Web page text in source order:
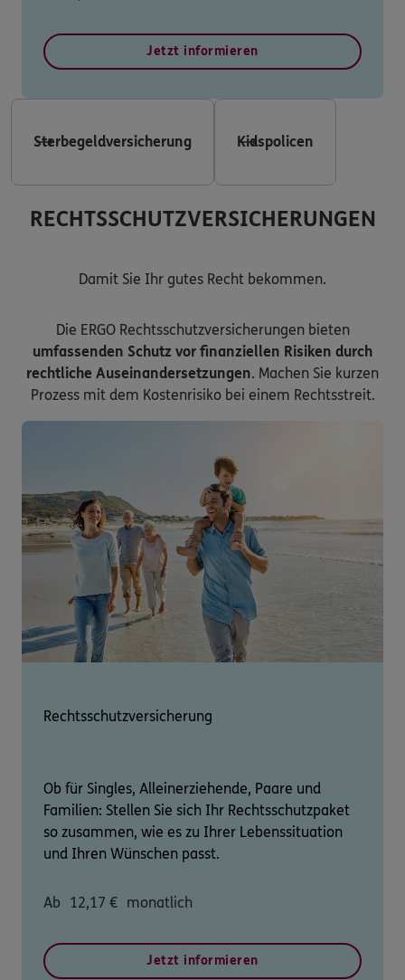
Jetzt informieren
Sterbegeldversicherung Kidspolicen
RECHTSSCHUTZVERSICHERUNGEN
Damit Sie Ihr gutes Recht bekommen.
Die ERGO Rechtsschutzversicherungen bieten
umfassenden Schutz vor finanziellen Risiken durch
rechtliche Auseinandersetzungen. Machen Sie kurzen
Prozess mit dem Kostenrisiko bei einem Rechtsstreit.
Rechtsschutzversicherung
Ob für Singles, Alleinerziehende, Paare und
Familien: Stellen Sie sich Ihr Rechtsschutzpaket
so zusammen, wie es zu Ihrer Lebenssituation
und Ihren Wünschen passt.
Ab 12,17 € monatlich
Jetzt informieren